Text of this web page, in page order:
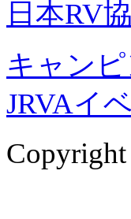
日本RV
キャン
JRVAイ
Copyright